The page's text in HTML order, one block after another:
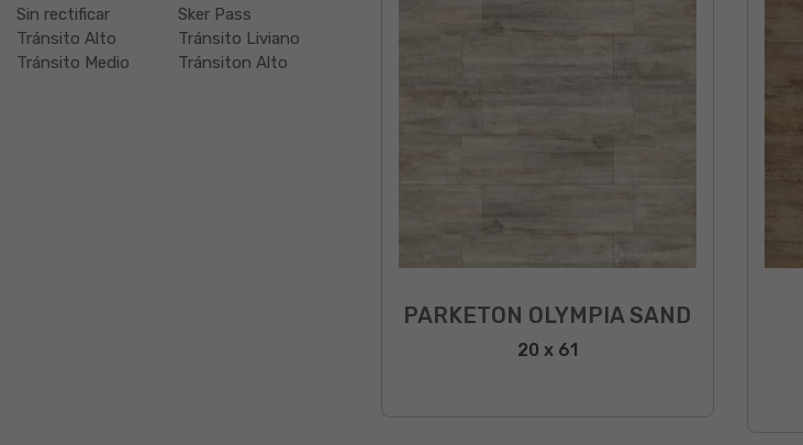
Sin rectificar
Sker Pass
Tránsito Alto
Tránsito Liviano
Tránsito Medio
Tránsiton Alto
PARKETON OLYMPIA SAND
20 x 61